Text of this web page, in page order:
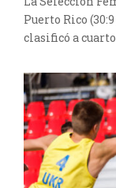
Puerto Rico (30:9
clasificó a